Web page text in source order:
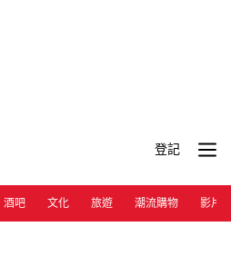
登記
酒吧 文化 旅遊 潮流購物 影片